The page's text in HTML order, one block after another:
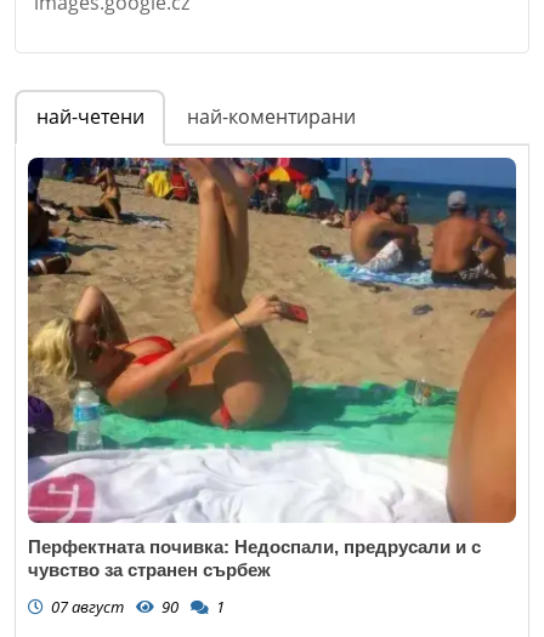
Име*
Email
Коментар*
най-четени най-коментирани
Перфектната почивка: Недоспали, предрусали и с
чувство за странен сърбеж
07 август 90 1